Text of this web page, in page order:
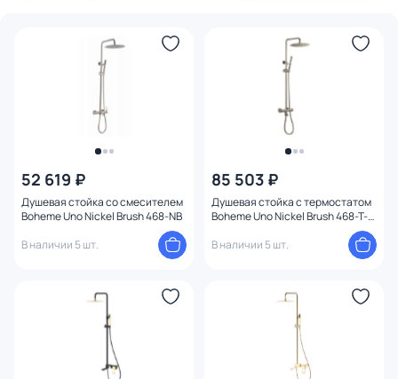
52 619 ₽
Душевая стойка со смесителем
Boheme Uno Nickel Brush 468-NB
В наличии 5 шт.
85 503 ₽
Душевая стойка c термостатом
Boheme Uno Nickel Brush 468-T-
В наличии 5 шт.
Цвет
Стиль
Управление